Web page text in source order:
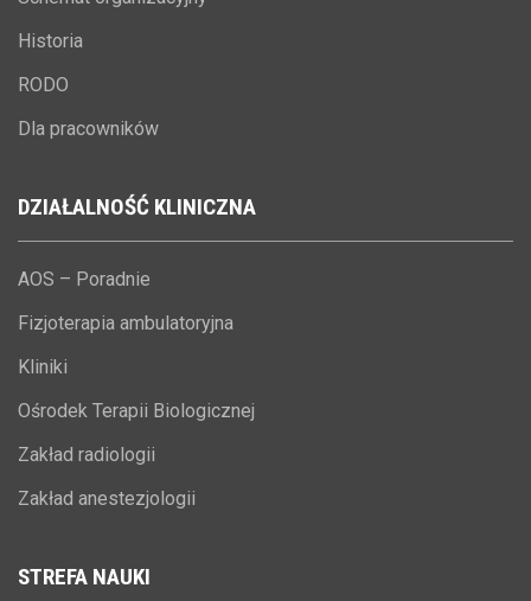
Historia
RODO
Dla pracowników
DZIAŁALNOŚĆ KLINICZNA
AOS – Poradnie
Fizjoterapia ambulatoryjna
Kliniki
Ośrodek Terapii Biologicznej
Zakład radiologii
Zakład anestezjologii
STREFA NAUKI